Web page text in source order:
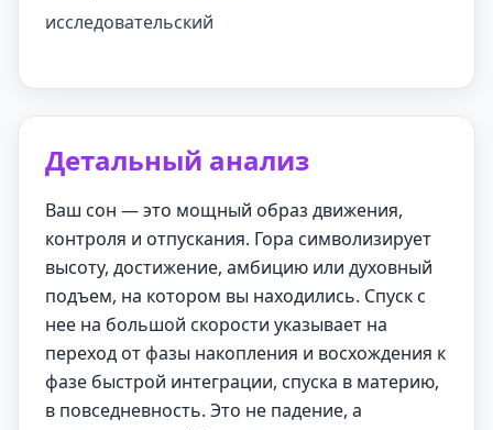
исследовательский
Детальный анализ
Ваш сон — это мощный образ движения,
контроля и отпускания. Гора символизирует
высоту, достижение, амбицию или духовный
подъем, на котором вы находились. Спуск с
нее на большой скорости указывает на
переход от фазы накопления и восхождения к
фазе быстрой интеграции, спуска в материю,
в повседневность. Это не падение, а